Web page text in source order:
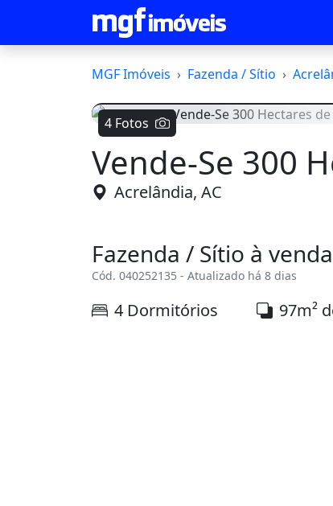
MGF Imóveis Fazenda / Sítio
4 Fotos
Voltar
Vende-Se 300
Acrelândia, AC
Fazenda / Sítio à venda
Cód. 040252135 - Atualizado há 8 dias
4 Dormitórios 97m²